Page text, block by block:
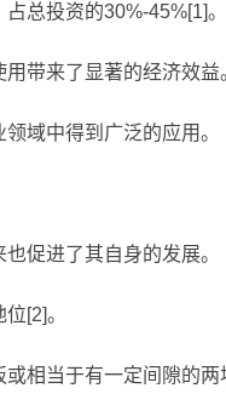
总投资的30%-45%[1]。
带来了显著的经济效益
域中得到广泛的应用。
促进了其自身的发展。
[2]。
相当于有一定间隙的两